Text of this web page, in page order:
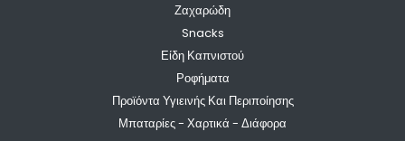
Ζαχαρώδη
Snacks
Είδη Καπνιστού
Ροφήματα
Προϊόντα Υγιεινής Και Περιποίησης
Μπαταρίες - Χαρτικά - Διάφορα